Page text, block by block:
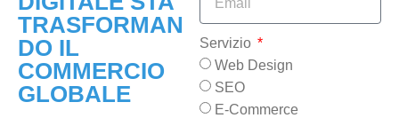
TRASFORMAN
DO IL
COMMERCIO
GLOBALE
Servizio
Web Design
SEO
E-Commerce